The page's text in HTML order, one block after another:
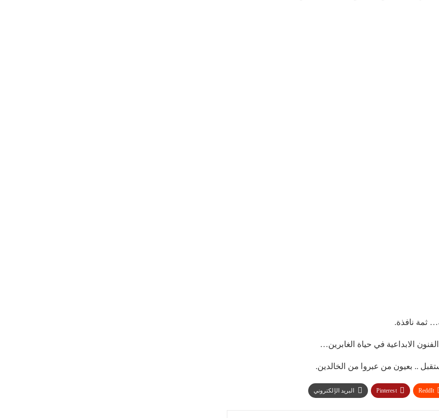
ثمة نافذة.
الابداعية في حياة الغابرين…
.. بعيون من عبروا من الخالدين.
ReddIt
Pinterest البريد الإلكتروني